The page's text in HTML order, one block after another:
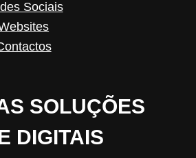
Sociais
SOLUÇÕES
DIGITAIS